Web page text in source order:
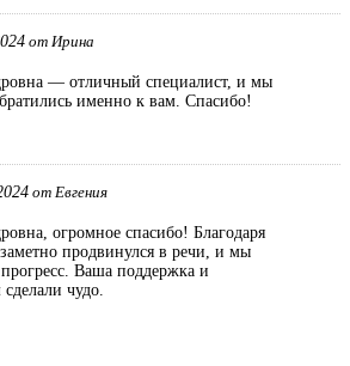
от Ирина
— отличный специалист, и мы
именно к вам. Спасибо!
от Евгения
огромное спасибо! Благодаря
продвинулся в речи, и мы
Ваша поддержка и
чудо.